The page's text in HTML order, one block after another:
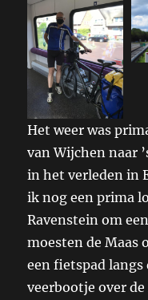
Het weer was
van Wijchen naar
in het verleden in
ik nog een prima
Ravenstein om
moesten de Maas
een fietspad langs
veerbootje over